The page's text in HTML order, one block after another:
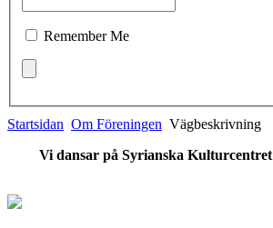
Remember Me
Startsidan Om Föreningen Vägbeskrivning
Vi dansar på Syrianska Kulturcentret